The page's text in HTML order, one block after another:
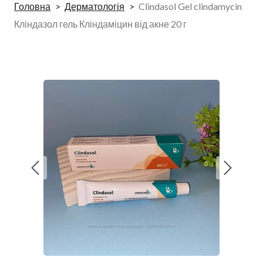
Головна Дерматологія
Clindasol Gel clindamycin
Кліндазол гель Кліндаміцин від акне 20 г